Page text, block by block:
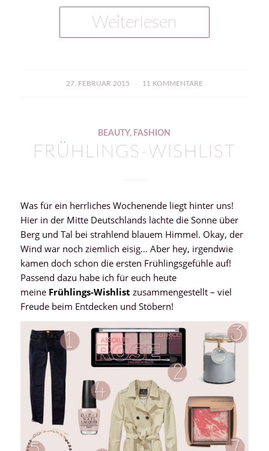
Weiterlesen
27. FEBRUAR 2015
/ 11 KOMMENTARE
BEAUTY, FASHION
FRÜHLINGS-WISHLIST
Was für ein herrliches Wochenende liegt hinter uns!
Hier in der Mitte Deutschlands lachte die Sonne über
Berg und Tal bei strahlend blauem Himmel. Okay, der
Wind war noch ziemlich eisig… Aber hey, irgendwie
kamen doch schon die ersten Frühlingsgefühle auf!
Passend dazu habe ich für euch heute
meine Frühlings-Wishlist zusammengestellt – viel
Freude beim Entdecken und Stöbern!